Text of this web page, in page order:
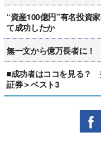
“資産100億円”有名投資
て成功したか
無一文から億万長者に
■成功者はココを見る？
証券＞ベスト3